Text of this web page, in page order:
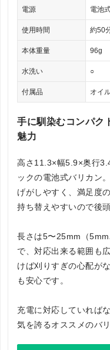
電源 電池
使用時間 約50
本体重量 96g
水洗い ○
付属品 オイ
手に馴染むコンパク
魅力
高さ11.3×幅5.9×奥行
ックの電池式バリカン
げがしやすく、満足度
持ち替えやすいので後
長さは5〜25mm（
で、対応出来る範囲も
けば刈りすぎの心配が
も安心です。
充電に対応していれば
気を誇るオススメのバ